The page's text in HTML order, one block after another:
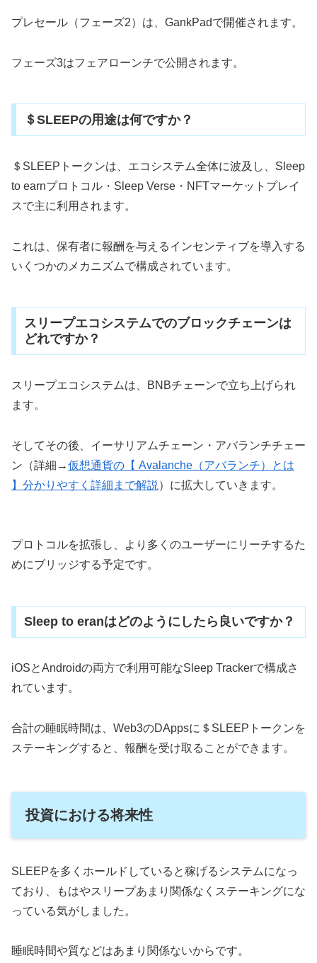
プレセール（フェーズ2）は、GankPadで開催されます。
フェーズ3はフェアローンチで公開されます。
＄SLEEPの用途は何ですか？
＄SLEEPトークンは、エコシステム全体に波及し、Sleep
to earnプロトコル・Sleep Verse・NFTマーケットプレイ
スで主に利用されます。
これは、保有者に報酬を与えるインセンティブを導入する
いくつかのメカニズムで構成されています。
スリープエコシステムでのブロックチェーンは
どれですか？
スリープエコシステムは、BNBチェーンで立ち上げられ
ます。
そしてその後、イーサリアムチェーン・アバランチチェー
ン（詳細→仮想通貨の【 Avalanche（アバランチ）とは
】分かりやすく詳細まで解説 ）に拡大していきます。
プロトコルを拡張し、より多くのユーザーにリーチするた
めにブリッジする予定です。
Sleep to eranはどのようにしたら良いですか？
iOSとAndroidの両方で利用可能なSleep Trackerで構成さ
れています。
合計の睡眠時間は、Web3のDAppsに＄SLEEPトークンを
ステーキングすると、報酬を受け取ることができます。
投資における将来性
SLEEPを多くホールドしていると稼げるシステムになっ
ており、もはやスリープあまり関係なくステーキングにな
っている気がしました。
睡眠時間や質などはあまり関係ないからです。